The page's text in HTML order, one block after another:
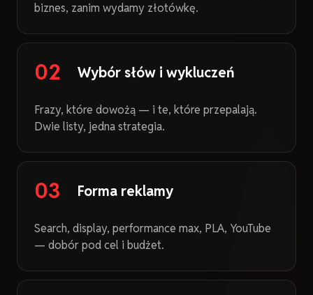
biznes, zanim wydamy złotówkę.
02 Wybór słów i wykluczeń
Frazy, które dowożą — i te, które przepalają.
Dwie listy, jedna strategia.
03 Forma reklamy
Search, display, performance max, PLA, YouTube
— dobór pod cel i budżet.